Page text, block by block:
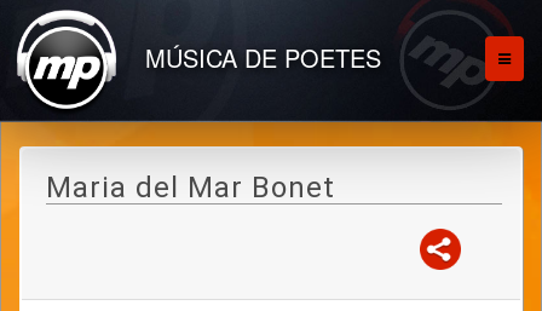
MÚSICA DE POETES
Maria del Mar Bonet